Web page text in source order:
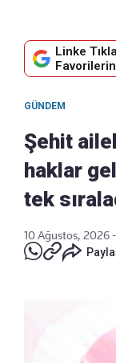
Linke
GÜNDEM
Şehit
haklar
tek
10 Ağustos, 2026